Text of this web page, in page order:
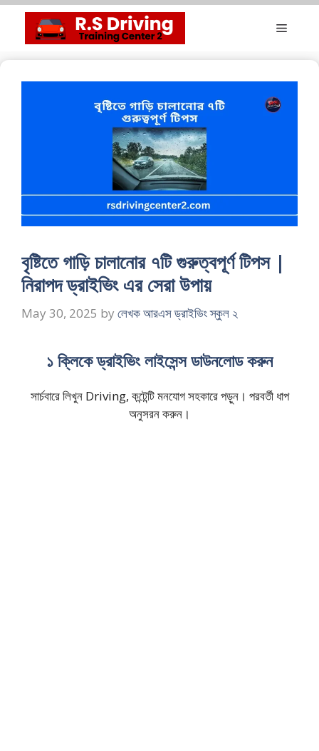
content
Menu
বৃষ্টিতে গাড়ি চালানোর ৭টি গুরুত্বপূর্ণ টিপস |
নিরাপদ ড্রাইভিং এর সেরা উপায়
May 30, 2025 by লেখক আরএস ড্রাইভিং স্কুল ২
১ ক্লিকে ড্রাইভিং লাইসেন্স ডাউনলোড করুন
সার্চবারে লিখুন Driving, কন্টেন্টি মনযোগ সহকারে পড়ুন। পরবর্তী ধাপ
অনুসরন করুন।